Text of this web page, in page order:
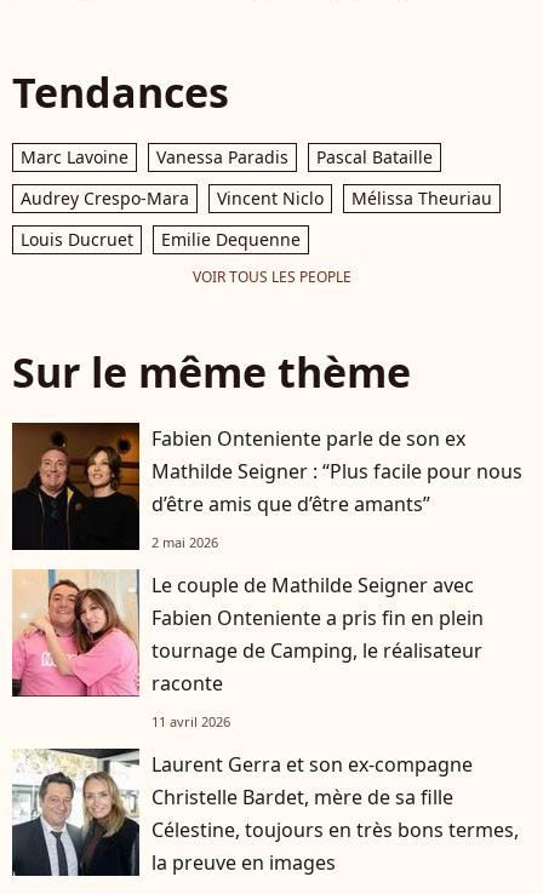
Tendances
Marc Lavoine Vanessa Paradis
Pascal Bataille
Audrey Crespo-Mara
Vincent Niclo
Mélissa Theuriau
Louis Ducruet
Emilie Dequenne
VOIR TOUS LES PEOPLE
Sur le même thème
Fabien Onteniente parle de son ex
Mathilde Seigner : “Plus facile pour nous
d’être amis que d’être amants”
2 mai 2026
Le couple de Mathilde Seigner avec
Fabien Onteniente a pris fin en plein
tournage de Camping, le réalisateur
raconte
11 avril 2026
Laurent Gerra et son ex-compagne
Christelle Bardet, mère de sa fille
Célestine, toujours en très bons termes,
la preuve en images